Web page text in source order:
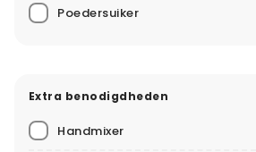
Poedersuiker
Extra benodigdheden
Handmixer